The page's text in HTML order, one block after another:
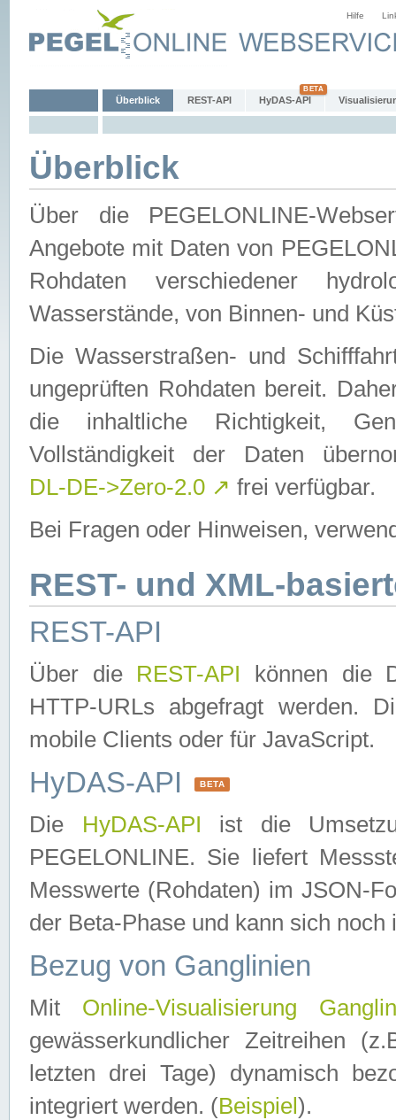
Hilfe
Überblick REST-API HyDAS-API
Überblick
Über die PEGELONLINE-
Angebote mit Daten von
Rohdaten verschiedener
Wasserstände, von Binnen- und
Die Wasserstraßen- und
ungeprüften Rohdaten bereit.
die inhaltliche Richtigkeit,
Vollständigkeit der Daten
DL-DE->Zero-2.0 ↗ frei verfügbar.
Bei Fragen oder Hinweisen,
REST- und XML-
REST-API
Über die REST-API können die
HTTP-URLs abgefragt werden.
mobile Clients oder für JavaScript.
HyDAS-API BETA
Die HyDAS-API ist die
PEGELONLINE. Sie liefert
Messwerte (Rohdaten) im JSON-
der Beta-Phase und kann sich noch
Bezug von Ganglinien
Mit Online-Visualisierung
gewässerkundlicher Zeitreihen
letzten drei Tage) dynamisch
integriert werden. (Beispiel ).